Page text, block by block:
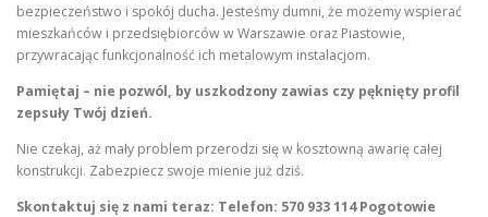
bezpieczeństwo i spokój ducha. Jesteśmy dumni, że możemy wspierać
mieszkańców i przedsiębiorców w Warszawie oraz Piastowie,
przywracając funkcjonalność ich metalowym instalacjom.
Pamiętaj – nie pozwól, by uszkodzony zawias czy pęknięty profil
zepsuły Twój dzień.
Nie czekaj, aż mały problem przerodzi się w kosztowną awarię całej
konstrukcji. Zabezpiecz swoje mienie już dziś.
Skontaktuj się z nami teraz: Telefon: 570 933 114 Pogotowie